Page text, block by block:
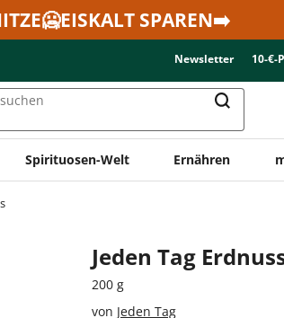
SPAREN➡️
Newsletter 10-€-
Spirituosen-Welt Ernähren
Jeden Tag
200 g
von Jeden Tag